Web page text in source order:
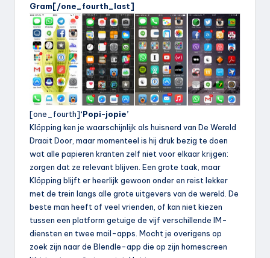
Gram[/one_fourth_last]
[one_fourth]‘Popi-jopie’
Klöpping ken je waarschijnlijk als huisnerd van De Wereld
Draait Door, maar momenteel is hij druk bezig te doen
wat alle papieren kranten zelf niet voor elkaar krijgen:
zorgen dat ze relevant blijven. Een grote taak, maar
Klöpping blijft er heerlijk gewoon onder en reist lekker
met de trein langs alle grote uitgevers van de wereld. De
beste man heeft of veel vrienden, of kan niet kiezen
tussen een platform getuige de vijf verschillende IM-
diensten en twee mail-apps. Mocht je overigens op
zoek zijn naar de Blendle-app die op zijn homescreen